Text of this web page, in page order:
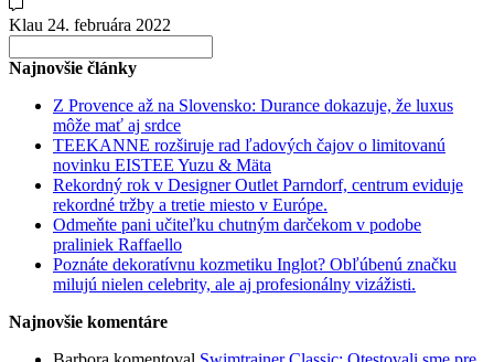
Klau 24. februára 2022
for:
Najnovšie články
Z Provence až na Slovensko: Durance dokazuje, že luxus
môže mať aj srdce
TEEKANNE rozširuje rad ľadových čajov o limitovanú
novinku EISTEE Yuzu & Mäta
Rekordný rok v Designer Outlet Parndorf, centrum eviduje
rekordné tržby a tretie miesto v Európe.
Odmeňte pani učiteľku chutným darčekom v podobe
praliniek Raffaello
Poznáte dekoratívnu kozmetiku Inglot? Obľúbenú značku
milujú nielen celebrity, ale aj profesionálny vizážisti.
Najnovšie komentáre